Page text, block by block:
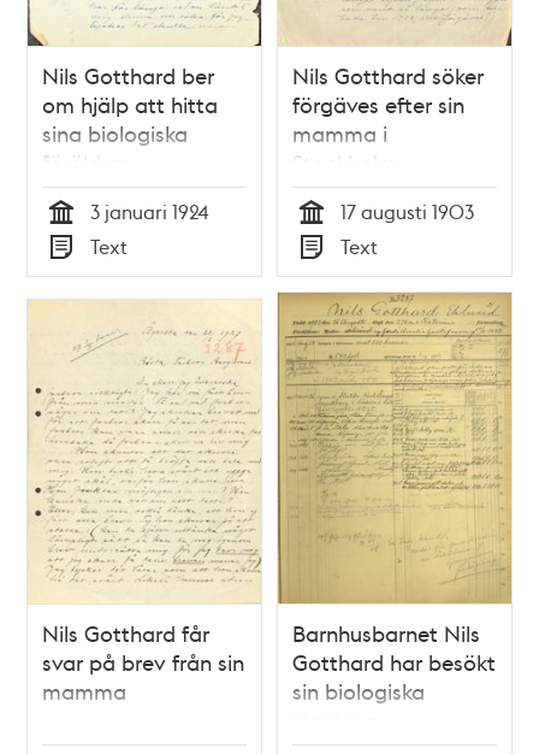
Nils Gotthard ber
om hjälp att hitta
sina biologiska
föräldrar
Tid
3 januari 1924
Typ
Text
Nils Gotthard söker
förgäves efter sin
mamma i
Stockholm
Tid
17 augusti 1903
Typ
Text
Nils Gotthard får
svar på brev från sin
mamma
Barnhusbarnet Nils
Gotthard har besökt
sin biologiska